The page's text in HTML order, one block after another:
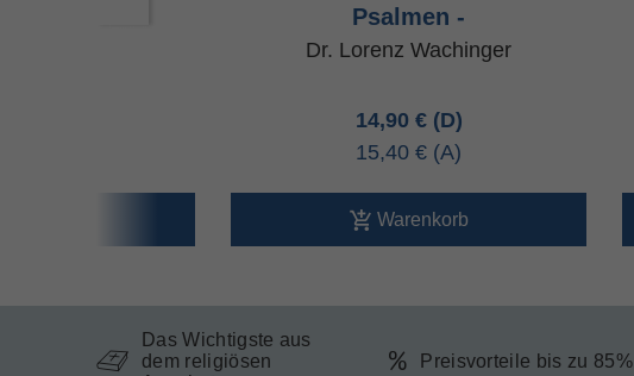
Psalmen -
Dr. Lorenz Wachinger
14,90 €
15,40 €
Warenkorb
Das Wichtigste aus
dem religiösen
Preisvorteile bis zu 85%